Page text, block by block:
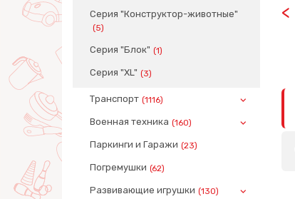
Серия "Конструктор-животные"
(5)
Серия "Блок" (1)
Серия "XL" (3)
Транспорт (1116)
Военная техника (160)
Паркинги и Гаражи (23)
Погремушки (62)
Развивающие игрушки (130)